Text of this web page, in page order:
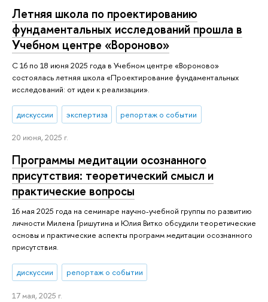
Летняя школа по проектированию
фундаментальных исследований прошла в
Учебном центре «Вороново»
С 16 по 18 июня 2025 года в Учебном центре «Вороново»
состоялась летняя школа «Проектирование фундаментальных
исследований: от идеи к реализации».
дискуссии экспертиза репортаж о событии
20 июня, 2025 г.
Программы медитации осознанного
присутствия: теоретический смысл и
практические вопросы
16 мая 2025 года на семинаре научно-учебной группы по развитию
личности Милена Гришутина и Юлия Витко обсудили теоретические
основы и практические аспекты программ медитации осознанного
присутствия.
дискуссии репортаж о событии
17 мая, 2025 г.